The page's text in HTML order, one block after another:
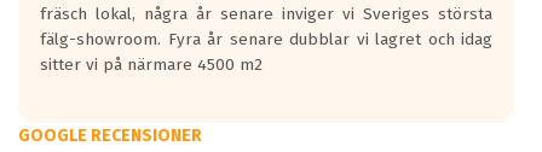
fräsch lokal, några år senare inviger vi Sveriges största
fälg-showroom. Fyra år senare dubblar vi lagret och idag
sitter vi på närmare 4500 m2
GOOGLE RECENSIONER